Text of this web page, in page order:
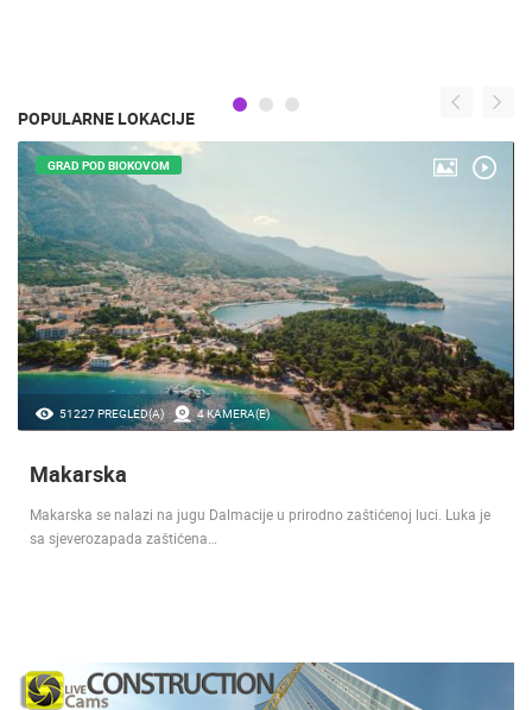
POPULARNE LOKACIJE
51227 PREGLED(A) 4 KAMERA(E)
GRAD POD BIOKOVOM
Makarska
Makarska se nalazi na jugu Dalmacije u prirodno zaštićenoj luci. Luka je
sa sjeverozapada zaštićena…